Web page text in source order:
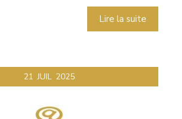
Lire la suite
21 JUIL 2025